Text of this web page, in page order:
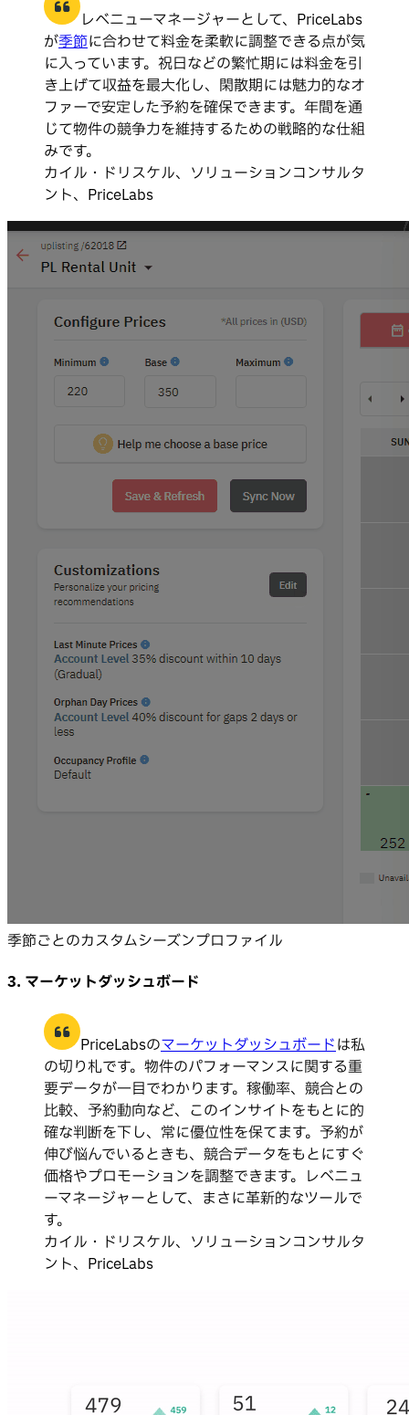
レベニューマネージャーとして、PriceLabs
が季節に合わせて料金を柔軟に調整できる点が気
に入っています。祝日などの繁忙期には料金を引
き上げて収益を最大化し、閑散期には魅力的なオ
ファーで安定した予約を確保できます。年間を通
じて物件の競争力を維持するための戦略的な仕組
みです。
カイル・ドリスケル、ソリューションコンサルタ
ント、PriceLabs
季節ごとのカスタムシーズンプロファイル
3. マーケットダッシュボード
PriceLabsのマーケットダッシュボードは私
の切り札です。物件のパフォーマンスに関する重
要データが一目でわかります。稼働率、競合との
比較、予約動向など、このインサイトをもとに的
確な判断を下し、常に優位性を保てます。予約が
伸び悩んでいるときも、競合データをもとにすぐ
価格やプロモーションを調整できます。レベニュ
ーマネージャーとして、まさに革新的なツールで
す。
カイル・ドリスケル、ソリューションコンサルタ
ント、PriceLabs